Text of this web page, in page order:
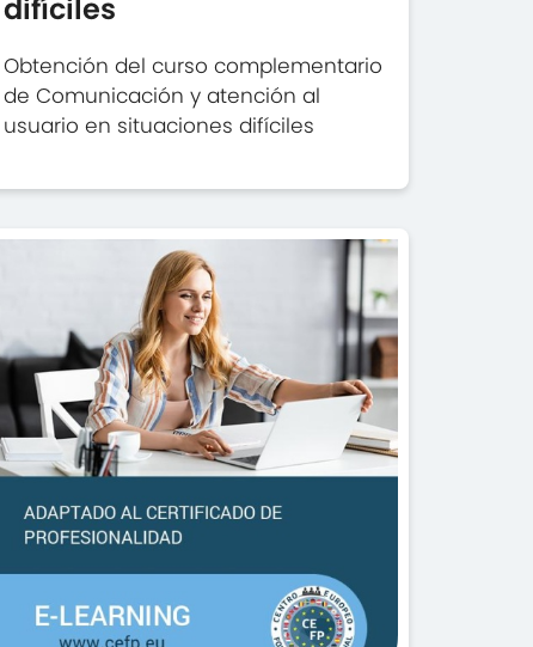
difíciles
Obtención del curso complementario
de Comunicación y atención al
usuario en situaciones difíciles